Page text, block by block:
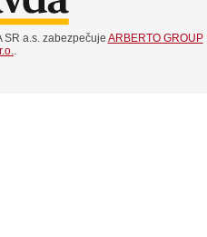
SR a.s. zabezpečuje ARBERTO GROUP
.